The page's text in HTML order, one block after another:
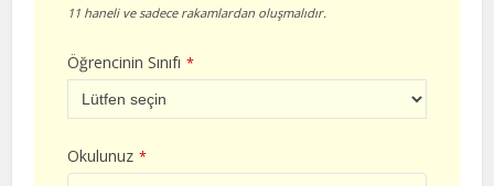
11 haneli ve sadece rakamlardan oluşmalıdır.
Öğrencinin Sınıfı *
Okulunuz *